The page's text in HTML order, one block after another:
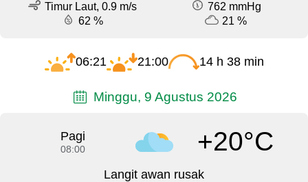
Timur Laut, 0.9 m/s
762 mmHg
62 %
21 %
06:21 21:00 14 h 38 min
Minggu, 9 Agustus 2026
Pagi
08:00 +20°C
Langit awan rusak